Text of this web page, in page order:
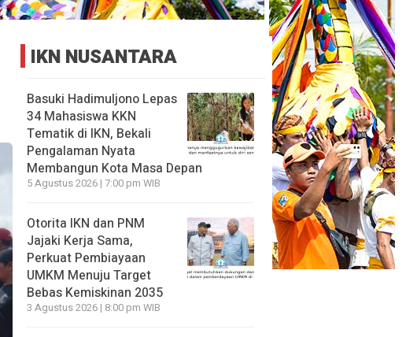
IKN NUSANTARA
Basuki Hadimuljono Lepas
34 Mahasiswa KKN
Tematik di IKN, Bekali
Pengalaman Nyata
Membangun Kota Masa Depan
5 Agustus 2026 | 7:00 pm WIB
Otorita IKN dan PNM
Jajaki Kerja Sama,
Perkuat Pembiayaan
UMKM Menuju Target
Bebas Kemiskinan 2035
3 Agustus 2026 | 8:00 pm WIB